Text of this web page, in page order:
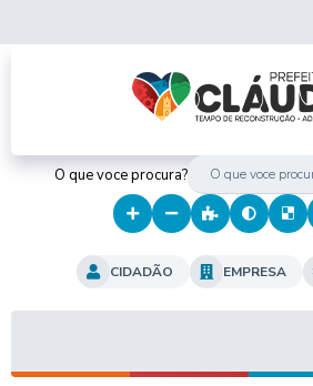
O que voce procura?
CIDADÃO EMPRESA